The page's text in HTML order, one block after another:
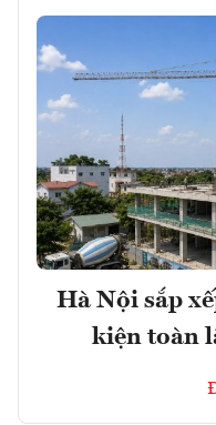
Hà Nội sắp
kiện toàn